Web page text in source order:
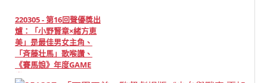
220305 - 第16回聲優獎出
爐：「小野賢章×緒方恵
美」是最佳男女主角、
「斉藤壮馬」歌喉讚、
《賽馬娘》年度GAME
賞！